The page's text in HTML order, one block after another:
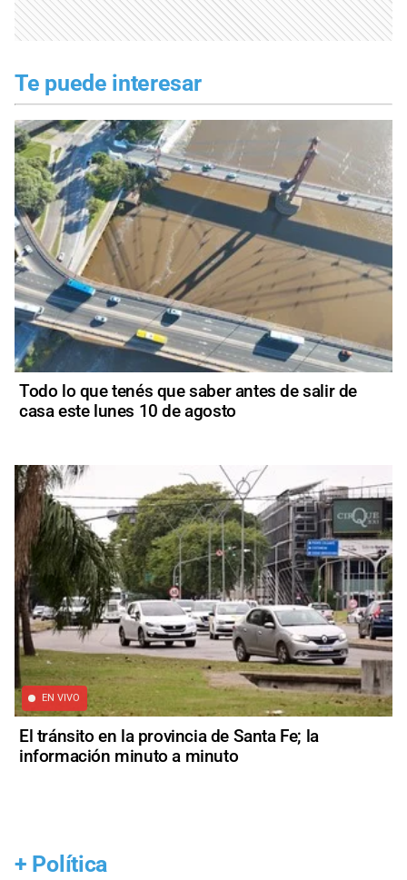
Te puede interesar
Todo lo que tenés que saber antes de salir de
casa este lunes 10 de agosto
EN VIVO
El tránsito en la provincia de Santa Fe; la
información minuto a minuto
+ Política